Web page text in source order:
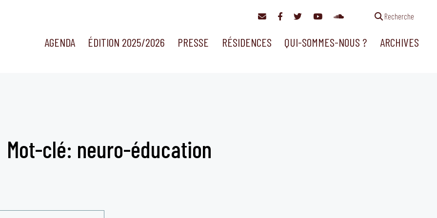
Recherche
AGENDA ÉDITION 2025/2026 PRESSE RÉSIDENCES QUI-SOMMES-NOUS ? ARCHIVES
Mot-clé: neuro-éducation